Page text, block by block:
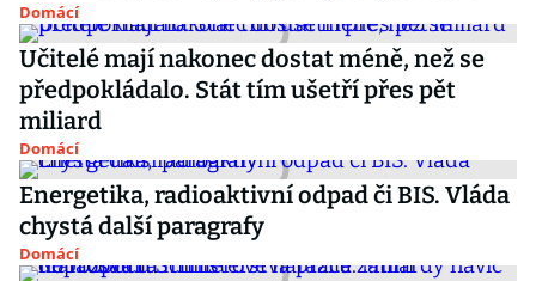
Domácí
Učitelé mají nakonec dostat méně, než se
předpokládalo. Stát tím ušetří přes pět
miliard
Domácí
Energetika, radioaktivní odpad či BIS. Vláda
chystá další paragrafy
Domácí